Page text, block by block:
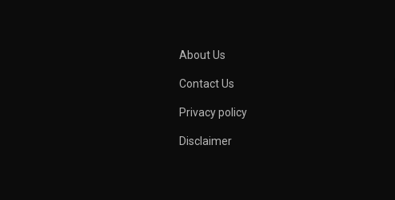
दवा है जो कब्ज और लिवर की कुछ बीमारियों में इस्तेमाल होती है। इसे डॉक्टर बिना…
About Us
Contact Us
Privacy policy
Disclaimer